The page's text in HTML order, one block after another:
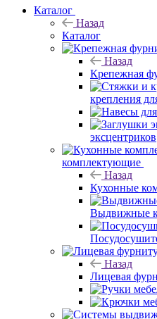
Каталог
Назад
Каталог
Назад
Крепежная
крепления
эксцентриков
комплектующие
Назад
Кухонные
Выдвижные
Назад
Лицевая